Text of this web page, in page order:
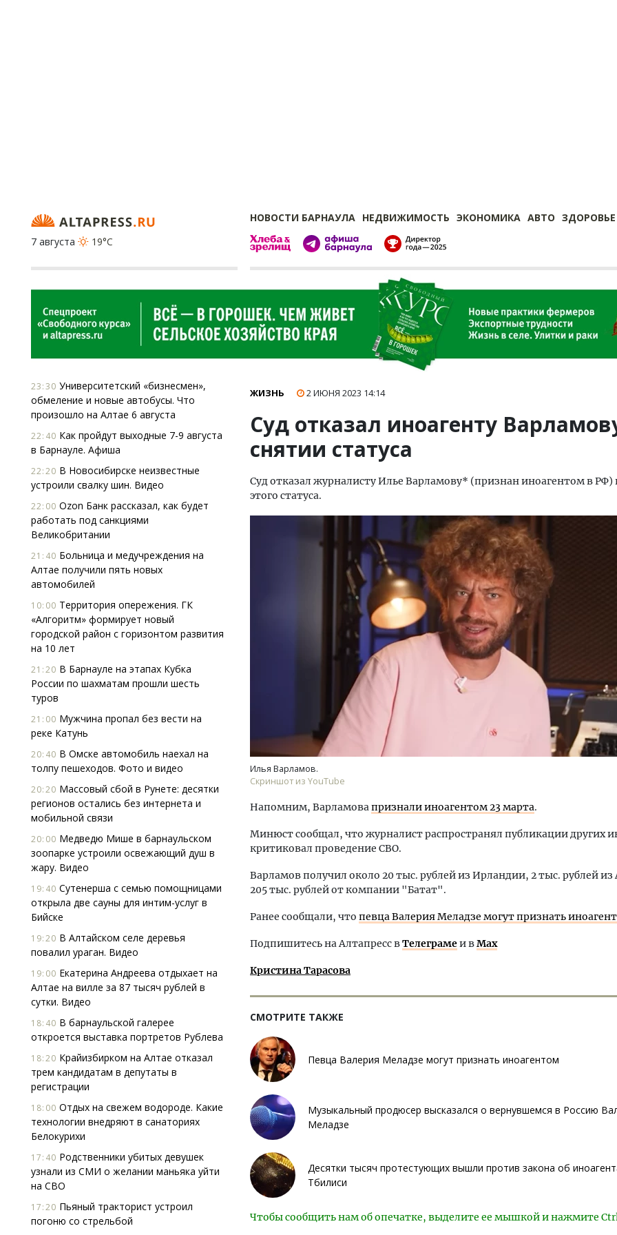
НОВОСТИ БАРНАУЛА НЕДВИЖИМОСТЬ ЭКОНОМИКА АВТО ЗДОРОВЬЕ
7 августа
19°C
23:30 Университетский «бизнесмен»,
обмеление и новые автобусы. Что
произошло на Алтае 6 августа
22:40 Как пройдут выходные 7-9 августа
в Барнауле. Афиша
22:20 В Новосибирске неизвестные
устроили свалку шин. Видео
22:00 Ozon Банк рассказал, как будет
работать под санкциями
Великобритании
21:40 Больница и медучреждения на
Алтае получили пять новых
автомобилей
10:00 Территория опережения. ГК
«Алгоритм» формирует новый
городской район с горизонтом развития
на 10 лет
21:20 В Барнауле на этапах Кубка
России по шахматам прошли шесть
туров
21:00 Мужчина пропал без вести на
реке Катунь
20:40 В Омске автомобиль наехал на
толпу пешеходов. Фото и видео
20:20 Массовый сбой в Рунете: десятки
регионов остались без интернета и
мобильной связи
20:00 Медведю Мише в барнаульском
зоопарке устроили освежающий душ в
жару. Видео
19:40 Сутенерша с семью помощницами
открыла две сауны для интим-услуг в
Бийске
19:20 В Алтайском селе деревья
повалил ураган. Видео
19:00 Екатерина Андреева отдыхает на
Алтае на вилле за 87 тысяч рублей в
сутки. Видео
18:40 В барнаульской галерее
откроется выставка портретов Рублева
18:20 Крайизбирком на Алтае отказал
трем кандидатам в депутаты в
регистрации
18:00 Отдых на свежем водороде. Какие
технологии внедряют в санаториях
Белокурихи
17:40 Родственники убитых девушек
узнали из СМИ о желании маньяка уйти
на СВО
17:20 Пьяный тракторист устроил
погоню со стрельбой
ЖИЗНЬ 2 ИЮНЯ 2023 14:14
Суд отказал иноагенту
снятии статуса
Суд отказал журналисту Илье Варламову* (признан иноагентом в РФ)
этого статуса.
Илья Варламов.
Скриншот из YouTube
Напомним, Варламовапризнали иноагентом 23 марта.
Минюст сообщал, что журналист распространял публикации других
критиковал проведение СВО.
Варламов получил около 20 тыс. рублей из Ирландии, 2 тыс. рублей
205 тыс. рублей от компании "Батат".
Ранее сообщали, что певца Валерия Меладзе могут признать
Подпишитесь на Алтапресс вТелеграмеи вMax
Кристина Тарасова
СМОТРИТЕ ТАКЖЕ
Певца Валерия Меладзе могут признать иноагентом
Музыкальный продюсер выcказался о вернувшемся в Россию
Меладзе
Десятки тысяч протестующих вышли против закона об
Тбилиси
Чтобы сообщить нам об опечатке, выделите ее мышкой и нажмите
Двухуровневые номера и вид на горы.
Каким будет новый бутик-отель
Архитектурный код
земли. Мощение